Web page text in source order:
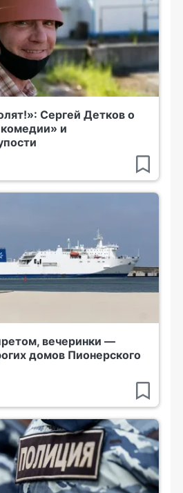
Сергей Детков о
и
вечеринки —
домов Пионерского